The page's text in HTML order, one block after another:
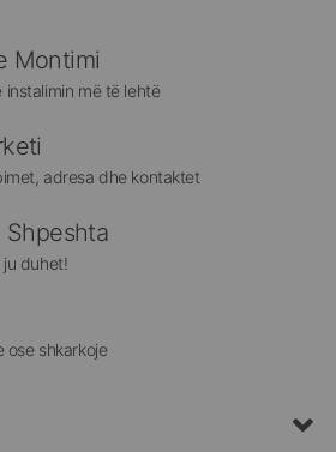
Montimi
instalimin më të lehtë
adresa dhe kontaktet
Shpeshta
ju duhet!
ose shkarkoje